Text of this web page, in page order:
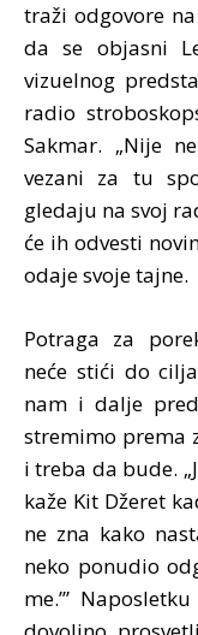
traži odgovore
da se objasni
vizuelnog
radio
Sakmar. „Nije
vezani za tu
gledaju na svoj
će ih odvesti
odaje svoje tajne.
Potraga za
neće stići do
nam i dalje
stremimo prema
i treba da bude.
kaže Kit Džeret
ne zna kako
neko ponudio
me.’”